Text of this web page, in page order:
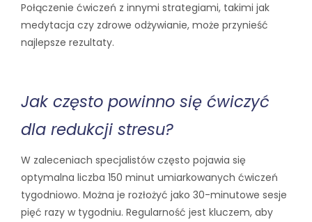
Połączenie ćwiczeń z innymi strategiami, takimi jak
medytacja czy zdrowe odżywianie, może przynieść
najlepsze rezultaty.
Jak często powinno się ćwiczyć
dla redukcji stresu?
W zaleceniach specjalistów często pojawia się
optymalna liczba 150 minut umiarkowanych ćwiczeń
tygodniowo. Można je rozłożyć jako 30-minutowe sesje
pięć razy w tygodniu. Regularność jest kluczem, aby